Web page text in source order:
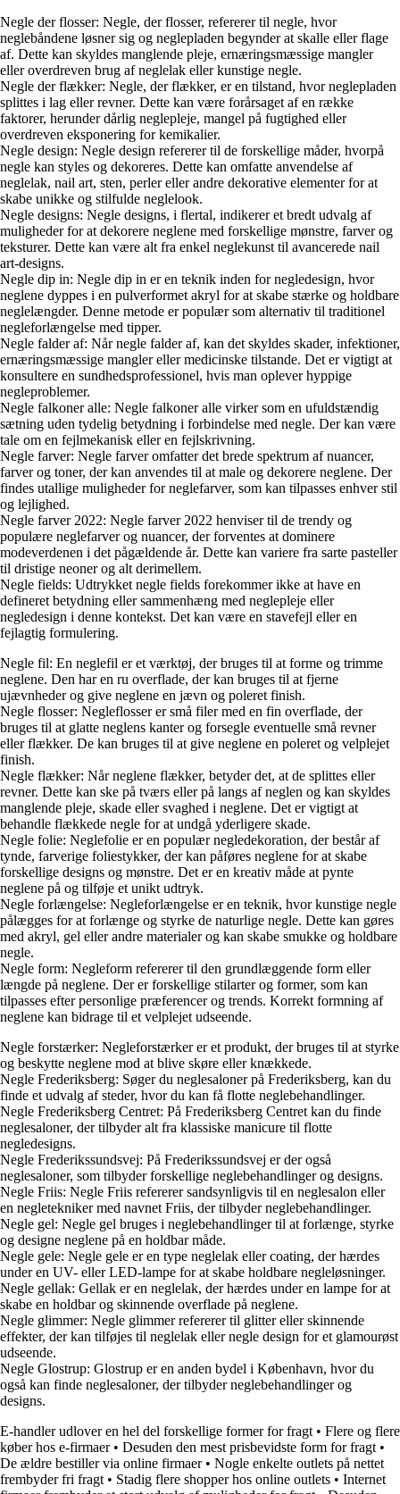
Negle der flosser: Negle, der flosser, refererer til negle, hvor
neglebåndene løsner sig og neglepladen begynder at skalle eller flage
af. Dette kan skyldes manglende pleje, ernæringsmæssige mangler
eller overdreven brug af neglelak eller kunstige negle.
Negle der flækker: Negle, der flækker, er en tilstand, hvor neglepladen
splittes i lag eller revner. Dette kan være forårsaget af en række
faktorer, herunder dårlig neglepleje, mangel på fugtighed eller
overdreven eksponering for kemikalier.
Negle design: Negle design refererer til de forskellige måder, hvorpå
negle kan styles og dekoreres. Dette kan omfatte anvendelse af
neglelak, nail art, sten, perler eller andre dekorative elementer for at
skabe unikke og stilfulde neglelook.
Negle designs: Negle designs, i flertal, indikerer et bredt udvalg af
muligheder for at dekorere neglene med forskellige mønstre, farver og
teksturer. Dette kan være alt fra enkel neglekunst til avancerede nail
art-designs.
Negle dip in: Negle dip in er en teknik inden for negledesign, hvor
neglene dyppes i en pulverformet akryl for at skabe stærke og holdbare
neglelængder. Denne metode er populær som alternativ til traditionel
negleforlængelse med tipper.
Negle falder af: Når negle falder af, kan det skyldes skader, infektioner,
ernæringsmæssige mangler eller medicinske tilstande. Det er vigtigt at
konsultere en sundhedsprofessionel, hvis man oplever hyppige
negleproblemer.
Negle falkoner alle: Negle falkoner alle virker som en ufuldstændig
sætning uden tydelig betydning i forbindelse med negle. Der kan være
tale om en fejlmekanisk eller en fejlskrivning.
Negle farver: Negle farver omfatter det brede spektrum af nuancer,
farver og toner, der kan anvendes til at male og dekorere neglene. Der
findes utallige muligheder for neglefarver, som kan tilpasses enhver stil
og lejlighed.
Negle farver 2022: Negle farver 2022 henviser til de trendy og
populære neglefarver og nuancer, der forventes at dominere
modeverdenen i det pågældende år. Dette kan variere fra sarte pasteller
til dristige neoner og alt derimellem.
Negle fields: Udtrykket negle fields forekommer ikke at have en
defineret betydning eller sammenhæng med neglepleje eller
negledesign i denne kontekst. Det kan være en stavefejl eller en
fejlagtig formulering.
Negle fil: En neglefil er et værktøj, der bruges til at forme og trimme
neglene. Den har en ru overflade, der kan bruges til at fjerne
ujævnheder og give neglene en jævn og poleret finish.
Negle flosser: Negleflosser er små filer med en fin overflade, der
bruges til at glatte neglens kanter og forsegle eventuelle små revner
eller flækker. De kan bruges til at give neglene en poleret og velplejet
finish.
Negle flækker: Når neglene flækker, betyder det, at de splittes eller
revner. Dette kan ske på tværs eller på langs af neglen og kan skyldes
manglende pleje, skade eller svaghed i neglene. Det er vigtigt at
behandle flækkede negle for at undgå yderligere skade.
Negle folie: Neglefolie er en populær negledekoration, der består af
tynde, farverige foliestykker, der kan påføres neglene for at skabe
forskellige designs og mønstre. Det er en kreativ måde at pynte
neglene på og tilføje et unikt udtryk.
Negle forlængelse: Negleforlængelse er en teknik, hvor kunstige negle
pålægges for at forlænge og styrke de naturlige negle. Dette kan gøres
med akryl, gel eller andre materialer og kan skabe smukke og holdbare
negle.
Negle form: Negleform refererer til den grundlæggende form eller
længde på neglene. Der er forskellige stilarter og former, som kan
tilpasses efter personlige præferencer og trends. Korrekt formning af
neglene kan bidrage til et velplejet udseende.
Negle forstærker: Negleforstærker er et produkt, der bruges til at styrke
og beskytte neglene mod at blive skøre eller knækkede.
Negle Frederiksberg: Søger du neglesaloner på Frederiksberg, kan du
finde et udvalg af steder, hvor du kan få flotte neglebehandlinger.
Negle Frederiksberg Centret: På Frederiksberg Centret kan du finde
neglesaloner, der tilbyder alt fra klassiske manicure til flotte
negledesigns.
Negle Frederikssundsvej: På Frederikssundsvej er der også
neglesaloner, som tilbyder forskellige neglebehandlinger og designs.
Negle Friis: Negle Friis refererer sandsynligvis til en neglesalon eller
en negletekniker med navnet Friis, der tilbyder neglebehandlinger.
Negle gel: Negle gel bruges i neglebehandlinger til at forlænge, styrke
og designe neglene på en holdbar måde.
Negle gele: Negle gele er en type neglelak eller coating, der hærdes
under en UV- eller LED-lampe for at skabe holdbare negleløsninger.
Negle gellak: Gellak er en neglelak, der hærdes under en lampe for at
skabe en holdbar og skinnende overflade på neglene.
Negle glimmer: Negle glimmer refererer til glitter eller skinnende
effekter, der kan tilføjes til neglelak eller negle design for et glamourøst
udseende.
Negle Glostrup: Glostrup er en anden bydel i København, hvor du
også kan finde neglesaloner, der tilbyder neglebehandlinger og
designs.
E-handler udlover en hel del forskellige former for fragt • Flere og flere
køber hos e-firmaer• Desuden den mest prisbevidste form for fragt •
De ældre bestiller via online firmaer• Nogle enkelte outlets på nettet
frembyder fri fragt • Stadig flere shopper hos online outlets • Internet